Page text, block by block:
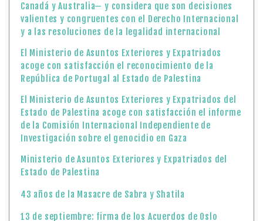
Canadá y Australia— y considera que son decisiones
valientes y congruentes con el Derecho Internacional
y a las resoluciones de la legalidad internacional
El Ministerio de Asuntos Exteriores y Expatriados
acoge con satisfacción el reconocimiento de la
República de Portugal al Estado de Palestina
El Ministerio de Asuntos Exteriores y Expatriados del
Estado de Palestina acoge con satisfacción el informe
de la Comisión Internacional Independiente de
Investigación sobre el genocidio en Gaza
Ministerio de Asuntos Exteriores y Expatriados del
Estado de Palestina
43 años de la Masacre de Sabra y Shatila
13 de septiembre: firma de los Acuerdos de Oslo